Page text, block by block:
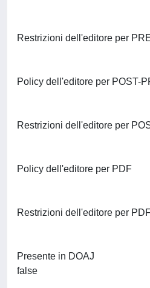
Restrizioni dell'editore per
Policy dell'editore per POST-
Restrizioni dell'editore per
Policy dell'editore per PDF
Restrizioni dell'editore per
Presente in DOAJ